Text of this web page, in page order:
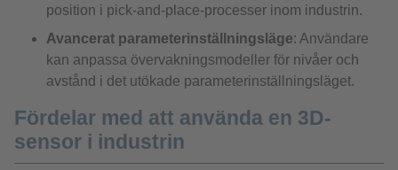
position i pick-and-place-processer inom industrin.
Avancerat parameterinställningsläge: Användare
kan anpassa övervakningsmodeller för nivåer och
avstånd i det utökade parameterinställningsläget.
Fördelar med att använda en 3D-
sensor i industrin